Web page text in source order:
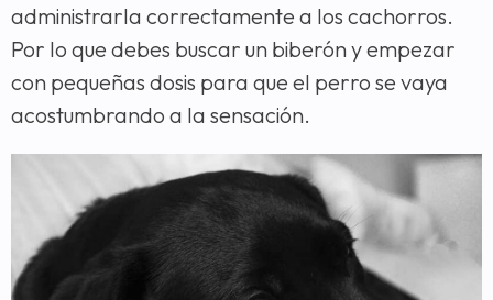
administrarla correctamente a los cachorros.
Por lo que debes buscar un biberón y empezar
con pequeñas dosis para que el perro se vaya
acostumbrando a la sensación.